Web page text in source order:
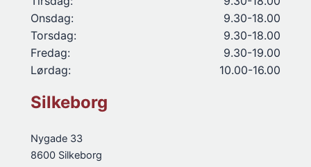
Onsdag:
9.30-18.00
Torsdag:
9.30-18.00
Fredag:
9.30-19.00
Lørdag:
10.00-16.00
Silkeborg
Nygade 33
8600 Silkeborg